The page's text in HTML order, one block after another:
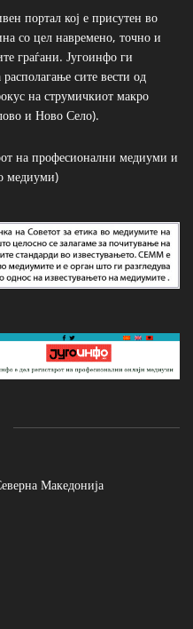
портал кој е присутен во
со цел навремено, точно и
граѓани. Југоинфо ги
сите вести од
на струмичкиот макро
и Ново Село).
на професионални медиуми и
медиуми)
Македонија